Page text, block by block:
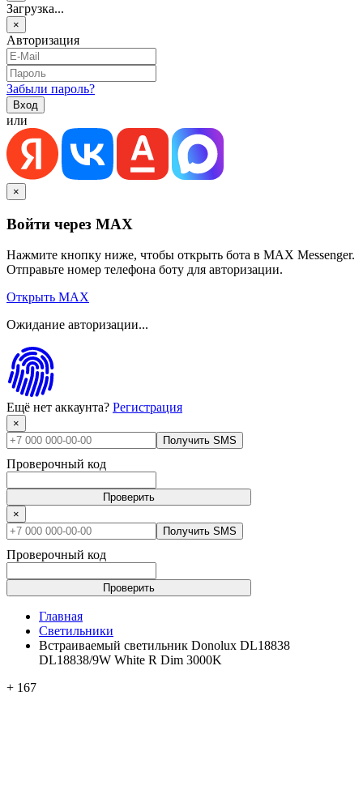
Загрузка...
×
Авторизация
Забыли пароль?
или
×
Войти через MAX
Нажмите кнопку ниже, чтобы открыть бота в MAX Messenger.
Отправьте номер телефона боту для авторизации.
Открыть MAX
Ожидание авторизации...
Ещё нет аккаунта? Регистрация
×
Получить SMS
Проверочный код
Проверить
×
Получить SMS
Проверочный код
Проверить
Главная
Светильники
Встраиваемый светильник Donolux DL18838
DL18838/9W White R Dim 3000K
+ 167